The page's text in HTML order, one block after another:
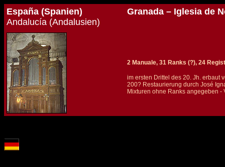
España (Spanien)
Andalucía (Andalusien)
Granada – Iglesia de
2 Manuale, 31 Ranks (?), 24
im ersten Drittel des 20. Jh. erbaut
200? Restaurierung durch José
Mixturen ohne Ranks angegeben -